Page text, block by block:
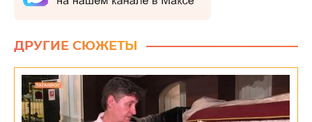
ДРУГИЕ СЮЖЕТЫ